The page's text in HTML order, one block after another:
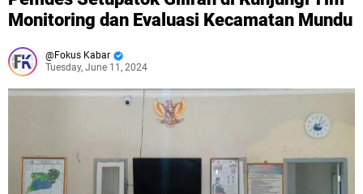
Monitoring dan Evaluasi Kecamatan Mundu
Fokus Kabar
Tuesday, June 11, 2024